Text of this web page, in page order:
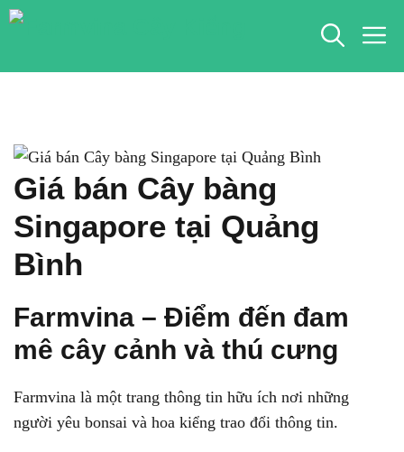
Chuyển
Giá bán Cây bàng
Singapore tại Quảng
Bình
Farmvina – Điểm đến đam
mê cây cảnh và thú cưng
Farmvina là một trang thông tin hữu ích nơi những
người yêu bonsai và hoa kiểng trao đổi thông tin.